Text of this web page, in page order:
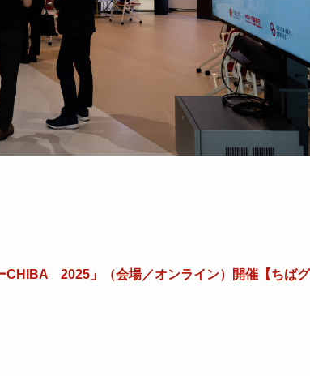
CHIBA 2025」（会場／オンライン）開催【ちば